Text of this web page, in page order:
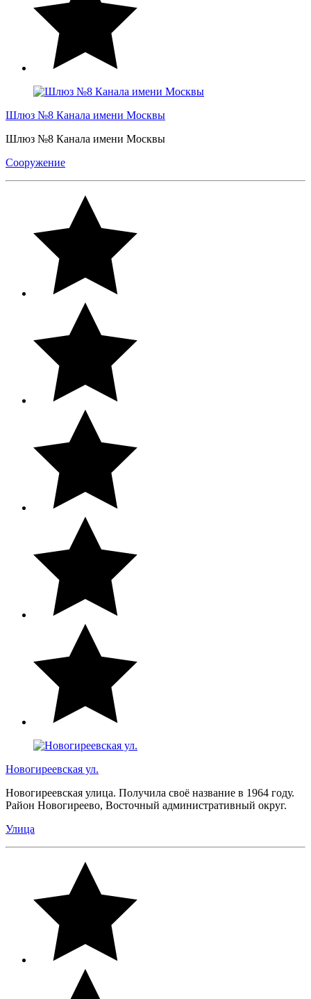
Шлюз №8 Канала имени Москвы
Шлюз №8 Канала имени Москвы
Сооружение
Новогиреевская ул.
Новогиреевская улица. Получила своё название в 1964 году.
Район Новогиреево, Восточный административный округ.
Улица